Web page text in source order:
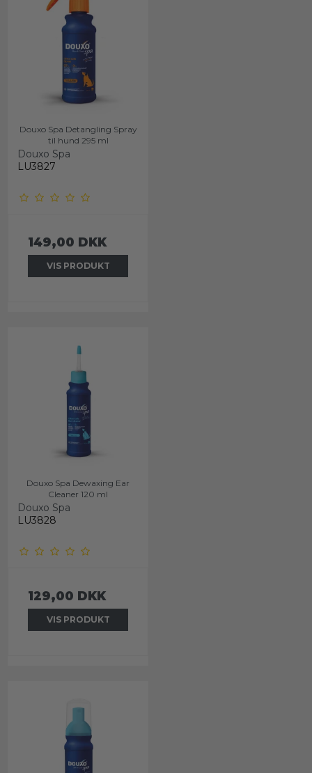
Douxo Spa Detangling Spray
til hund 295 ml
Douxo Spa
LU3827
149,00 DKK
VIS PRODUKT
Douxo Spa Dewaxing Ear
Cleaner 120 ml
Douxo Spa
LU3828
129,00 DKK
VIS PRODUKT